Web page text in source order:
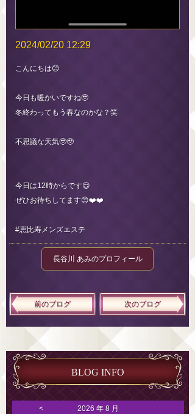
2024/02/20 12:29
こんにちは😊
今日も暖かいですね🥹
冬終わってもう春なのかな？笑
不思議な天気🥹🥹
今日は12時からです😌
ぜひお待ちしてます😊❤️❤️
#恵比寿メンズエステ
長谷川 あみのプロフィール
前のブログ 次のブログ
BLOG INFO
< 2026 年 8 月